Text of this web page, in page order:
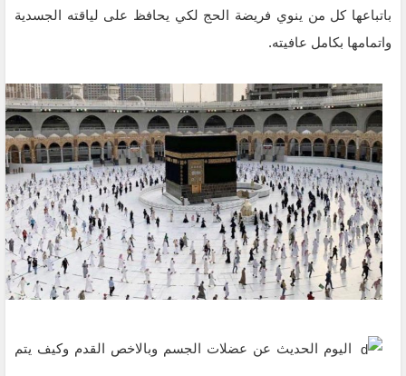
باتباعها كل من ينوي فريضة الحج لكي يحافظ على لياقته الجسدية
واتمامها بكامل عافيته.
اليوم الحديث عن عضلات الجسم وبالاخص القدم وكيف يتم